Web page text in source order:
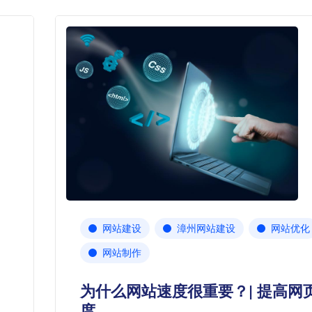
网站建设 漳州网站建设 网站优化
网站制作
为什么网站速度很重要？| 提高网